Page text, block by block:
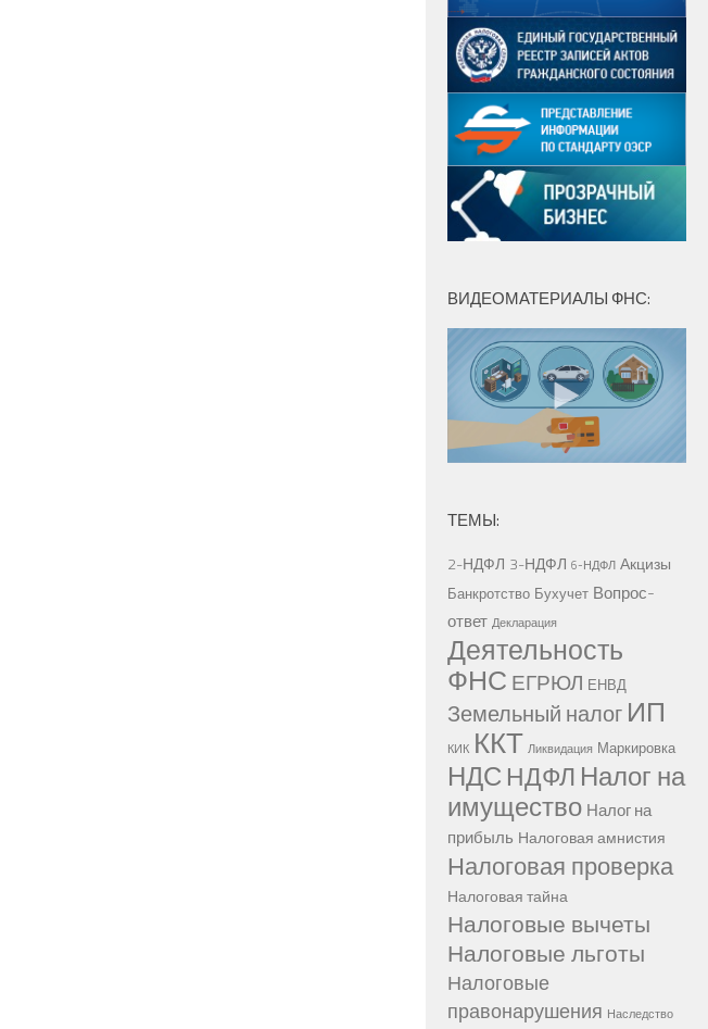
ВИДЕОМАТЕРИАЛЫ ФНС:
ТЕМЫ:
2-НДФЛ 3-НДФЛ 6-НДФЛ Акцизы
Банкротство Бухучет Вопрос-
ответ Декларация
Деятельность
ФНС ЕГРЮЛ ЕНВД
Земельный налог ИП
КИК ККТ Ликвидация Маркировка
НДС НДФЛ Налог на
имущество Налог на
прибыль Налоговая амнистия
Налоговая проверка
Налоговая тайна
Налоговые вычеты
Налоговые льготы
Налоговые
правонарушения Наследство